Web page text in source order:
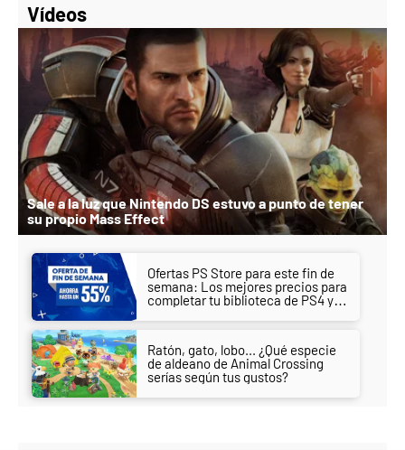
Vídeos
Sale a la luz que Nintendo DS estuvo a punto de tener
su propio Mass Effect
Ofertas PS Store para este fin de
semana: Los mejores precios para
completar tu biblioteca de PS4 y
Ratón, gato, lobo... ¿Qué especie
de aldeano de Animal Crossing
serías según tus gustos?